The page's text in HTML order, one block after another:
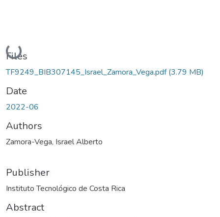
Loading...
Files
TF9249_BIB307145_Israel_Zamora_Vega.pdf(3.79 MB)
Date
2022-06
Authors
Zamora-Vega, Israel Alberto
Publisher
Instituto Tecnológico de Costa Rica
Abstract